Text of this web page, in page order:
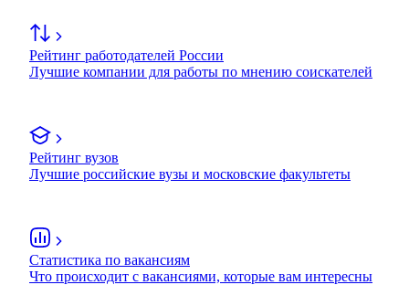
Рейтинг работодателей России
Лучшие компании для работы по мнению соискателей
Рейтинг вузов
Лучшие российские вузы и московские факультеты
Статистика по вакансиям
Что происходит с вакансиями, которые вам интересны